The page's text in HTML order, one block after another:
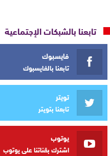
تابعنا بالشبكات الإجتماعية
فايسبوك
تابعنا بالفايسبوك
تويتر
تابعنا بتويتر
يوتوب
اشترك بقناتنا على يوتوب